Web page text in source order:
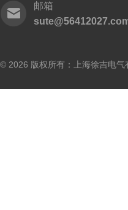
邮箱
© 2026 版权所有：上海徐吉电